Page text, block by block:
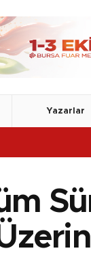
Yazarlar